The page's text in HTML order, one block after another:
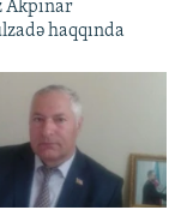
Akpınar
haqqında